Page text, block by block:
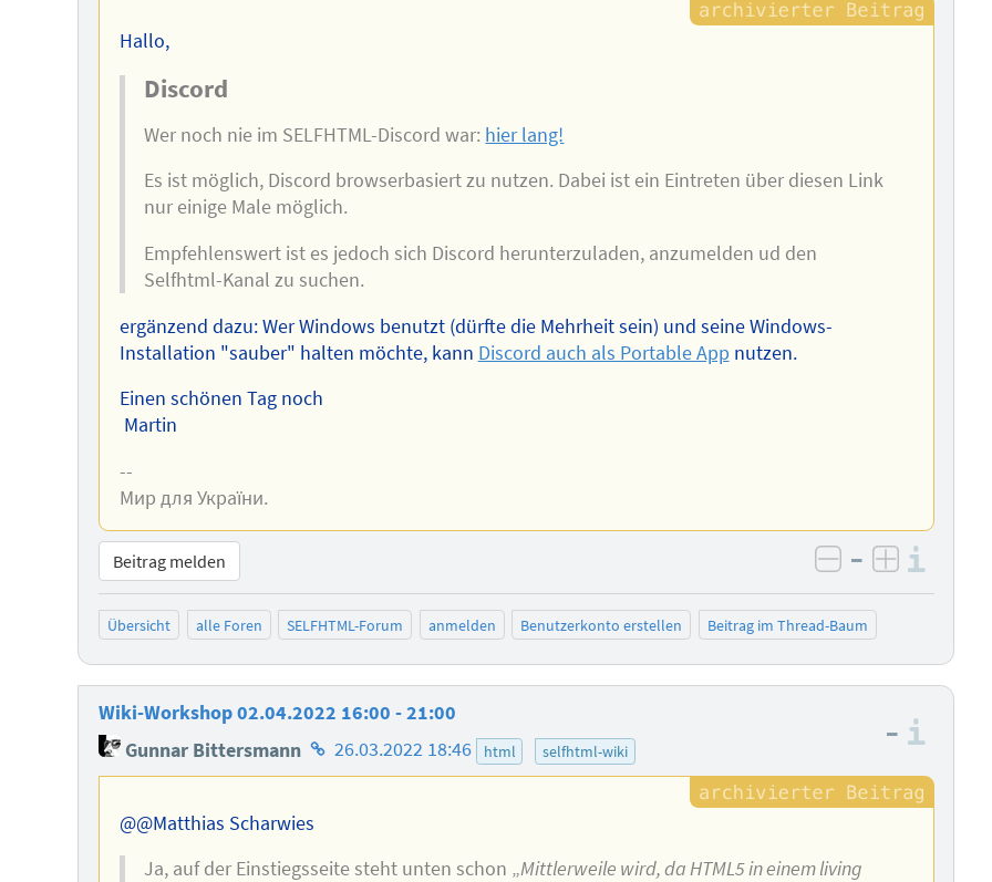
Hallo,
Discord
Wer noch nie im SELFHTML-Discord war: hier lang!
Es ist möglich, Discord browserbasiert zu nutzen. Dabei ist ein Eintreten über diesen Link
nur einige Male möglich.
Empfehlenswert ist es jedoch sich Discord herunterzuladen, anzumelden ud den
Selfhtml-Kanal zu suchen.
ergänzend dazu: Wer Windows benutzt (dürfte die Mehrheit sein) und seine Windows-
Installation "sauber" halten möchte, kann Discord auch als Portable App nutzen.
Einen schönen Tag noch
Martin
--
Мир для України.
Beitrag melden negativ
– positiv
Übersicht alle Foren SELFHTML-Forum anmelden Benutzerkonto erstellen Beitrag im Thread-Baum
Wiki-Workshop 02.04.2022 16:00 - 21:00
Gunnar Bittersmann Homepage
des
26.03.2022 18:46 html selfhtml-wiki
–
@@Matthias Scharwies
Ja, auf der Einstiegsseite steht unten schon „Mittlerweile wird, da HTML5 in einem living